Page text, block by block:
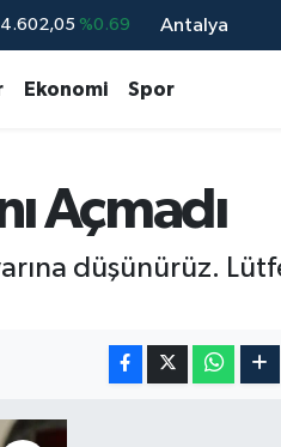
%0.69
6513.94
13.768 %48
Antalya
Ekonomi Spor
Açmadı
düşünürüz.